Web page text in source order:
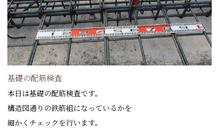
基礎の配筋検査
本日は基礎の配筋検査です。
構造図通りの鉄筋組になっているかを
細かくチェックを行います。